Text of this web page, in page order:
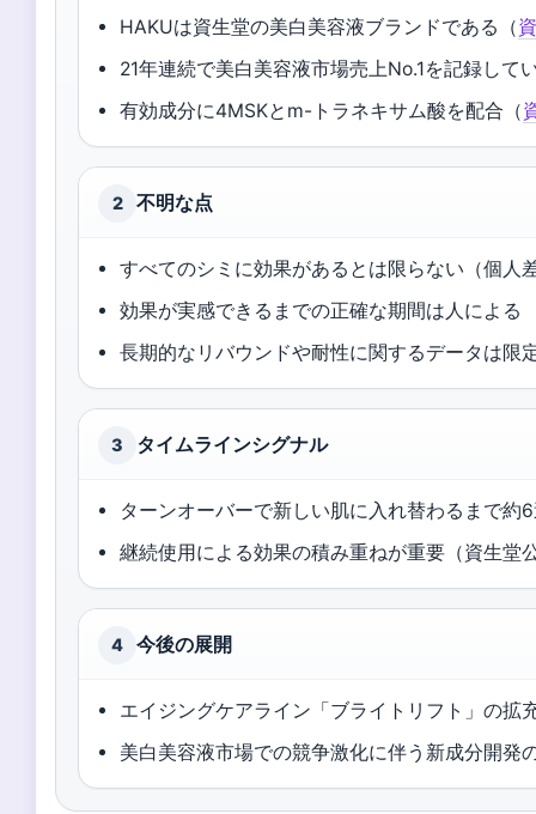
HAKUは資生堂の美白美容液ブランドである（
21年連続で美白美容液市場売上No.1を記録して
有効成分に4MSKとm-トラネキサム酸を配合（
2 不明な点
すべてのシミに効果があるとは限らない（個人
効果が実感できるまでの正確な期間は人による
長期的なリバウンドや耐性に関するデータは限
3 タイムラインシグナル
ターンオーバーで新しい肌に入れ替わるまで約
継続使用による効果の積み重ねが重要（資生堂
4 今後の展開
エイジングケアライン「ブライトリフト」の拡
美白美容液市場での競争激化に伴う新成分開発